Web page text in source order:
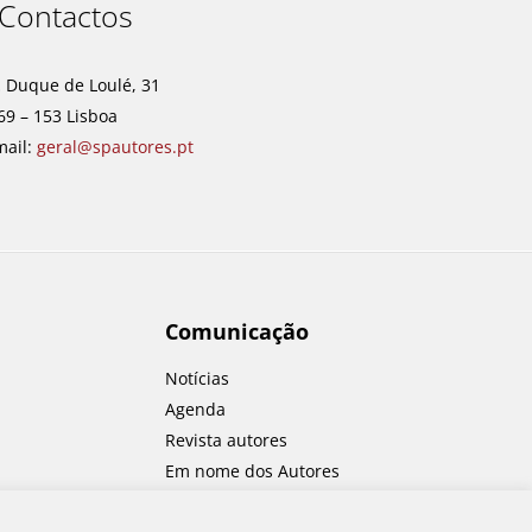
Contactos
Duque de Loulé, 31
– 153 Lisboa
geral@spautores.pt
Comunicação
Notícias
Agenda
Revista autores
Em nome dos Autores